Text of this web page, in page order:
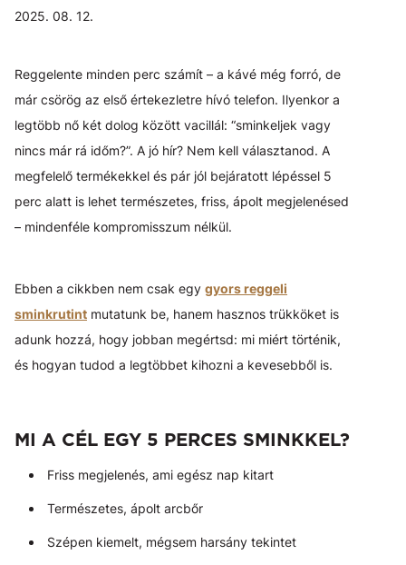
2025. 08. 12.
Reggelente minden perc számít – a kávé még forró, de
már csörög az első értekezletre hívó telefon. Ilyenkor a
legtöbb nő két dolog között vacillál: “sminkeljek vagy
nincs már rá időm?”. A jó hír? Nem kell választanod. A
megfelelő termékekkel és pár jól bejáratott lépéssel 5
perc alatt is lehet természetes, friss, ápolt megjelenésed
– mindenféle kompromisszum nélkül.
Ebben a cikkben nem csak egy gyors reggeli
sminkrutint mutatunk be, hanem hasznos trükköket is
adunk hozzá, hogy jobban megértsd: mi miért történik,
és hogyan tudod a legtöbbet kihozni a kevesebből is.
MI A CÉL EGY 5 PERCES SMINKKEL?
Friss megjelenés, ami egész nap kitart
Természetes, ápolt arcbőr
Szépen kiemelt, mégsem harsány tekintet